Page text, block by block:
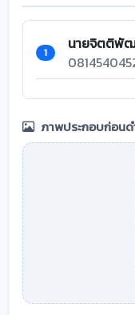
1 นายจิตติพัฒ
ภาพประกอบก่อนด